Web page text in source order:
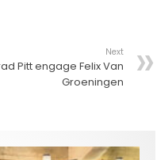
Next
Pitt engage Felix Van
Groeningen